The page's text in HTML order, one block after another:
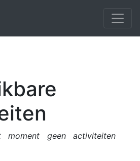
geen activiteiten